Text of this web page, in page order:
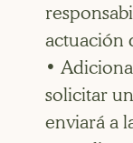
actuación
•
solicitar
enviará a